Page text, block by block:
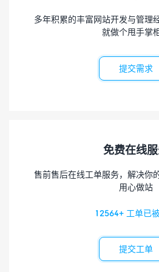
多年积累的丰富网站开发与管理
就做个甩手掌
提交需求
免费在线
售前售后在线工单服务，解决你
用心做站
12564+ 工单已
提交工单